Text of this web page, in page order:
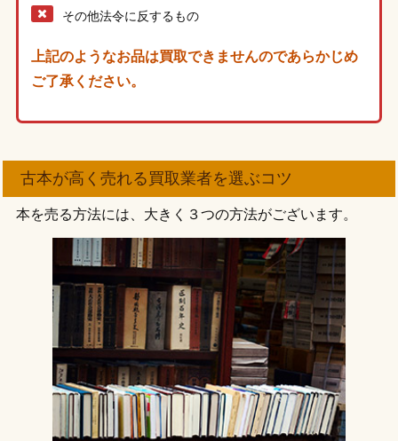
その他法令に反するもの
上記のようなお品は買取できませんのであらかじめ
ご了承ください。
古本が高く売れる買取業者を選ぶコツ
本を売る方法には、大きく３つの方法がございます。